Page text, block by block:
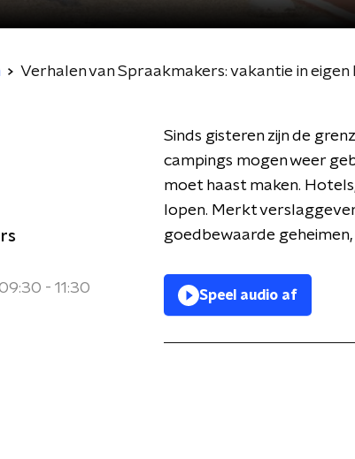
Verhalen van Spraakmakers: vakantie in eigen
- 11:30
Sinds gisteren zijn de
campings mogen weer
moet haast maken.
lopen. Merkt
goedbewaarde
Speel audio af